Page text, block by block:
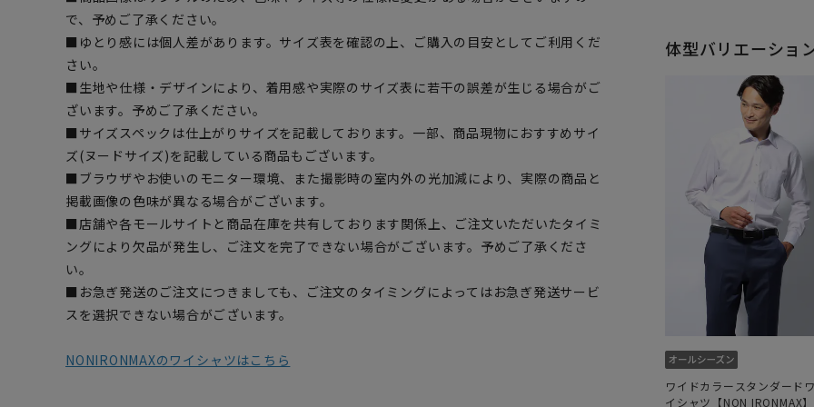
で、予めご了承ください。
■ゆとり感には個人差があります。サイズ表を確認の上、ご購入の目安としてご利用くだ
さい。
■生地や仕様・デザインにより、着用感や実際のサイズ表に若干の誤差が生じる場合がご
ざいます。予めご了承ください。
■サイズスペックは仕上がりサイズを記載しております。一部、商品現物におすすめサイ
ズ(ヌードサイズ)を記載している商品もございます。
■ブラウザやお使いのモニター環境、また撮影時の室内外の光加減により、実際の商品と
掲載画像の色味が異なる場合がございます。
■店舗や各モールサイトと商品在庫を共有しております関係上、ご注文いただいたタイミ
ングにより欠品が発生し、ご注文を完了できない場合がございます。予めご了承くださ
い。
■お急ぎ発送のご注文につきましても、ご注文のタイミングによってはお急ぎ発送サービ
スを選択できない場合がございます。
NONIRONMAXのワイシャツはこちら
体型バリエーショ
ワイドカラースタンダードワ
イシャツ【NON IRONMAX】